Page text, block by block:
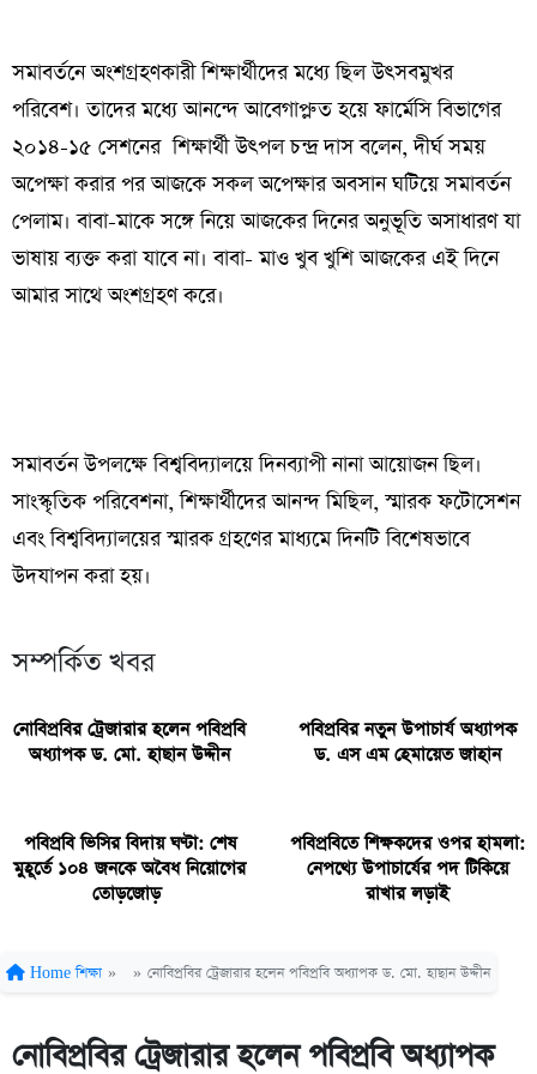
সমাবর্তনে অংশগ্রহণকারী শিক্ষার্থীদের মধ্যে ছিল উৎসবমুখর
পরিবেশ। তাদের মধ্যে আনন্দে আবেগাপ্লুত হয়ে ফার্মেসি বিভাগের
২০১৪-১৫ সেশনের শিক্ষার্থী উৎপল চন্দ্র দাস বলেন, দীর্ঘ সময়
অপেক্ষা করার পর আজকে সকল অপেক্ষার অবসান ঘটিয়ে সমাবর্তন
পেলাম। বাবা-মাকে সঙ্গে নিয়ে আজকের দিনের অনুভূতি অসাধারণ যা
ভাষায় ব্যক্ত করা যাবে না। বাবা- মাও খুব খুশি আজকের এই দিনে
আমার সাথে অংশগ্রহণ করে।
সমাবর্তন উপলক্ষে বিশ্ববিদ্যালয়ে দিনব্যাপী নানা আয়োজন ছিল।
সাংস্কৃতিক পরিবেশনা, শিক্ষার্থীদের আনন্দ মিছিল, স্মারক ফটোসেশন
এবং বিশ্ববিদ্যালয়ের স্মারক গ্রহণের মাধ্যমে দিনটি বিশেষভাবে
উদযাপন করা হয়।
সম্পর্কিত খবর
নোবিপ্রবির ট্রেজারার হলেন পবিপ্রবি
অধ্যাপক ড. মো. হাছান উদ্দীন
পবিপ্রবির নতুন উপাচার্য অধ্যাপক
ড. এস এম হেমায়েত জাহান
পবিপ্রবি ভিসির বিদায় ঘণ্টা: শেষ
মুহূর্তে ১০৪ জনকে অবৈধ নিয়োগের
তোড়জোড়
পবিপ্রবিতে শিক্ষকদের ওপর হামলা:
নেপথ্যে উপাচার্যের পদ টিকিয়ে
রাখার লড়াই
Home শিক্ষা » » নোবিপ্রবির ট্রেজারার হলেন পবিপ্রবি অধ্যাপক ড. মো. হাছান উদ্দীন
নোবিপ্রবির ট্রেজারার হলেন পবিপ্রবি অধ্যাপক